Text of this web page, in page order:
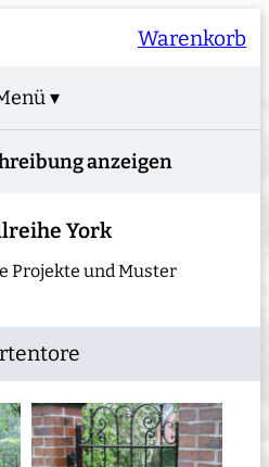
Warenkorb
▾
anzeigen
York
Projekte und Muster